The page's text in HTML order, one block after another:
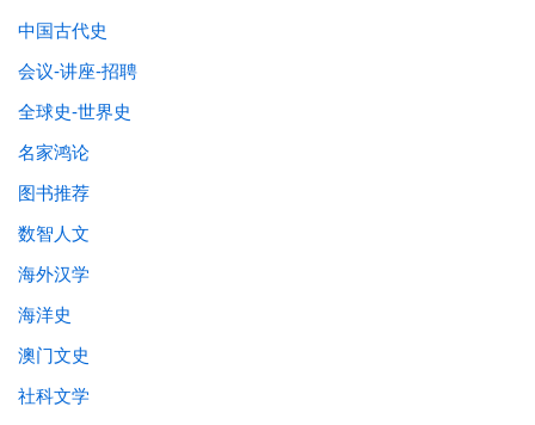
中国古代史
会议-讲座-招聘
全球史-世界史
名家鸿论
图书推荐
数智人文
海外汉学
海洋史
澳门文史
社科文学